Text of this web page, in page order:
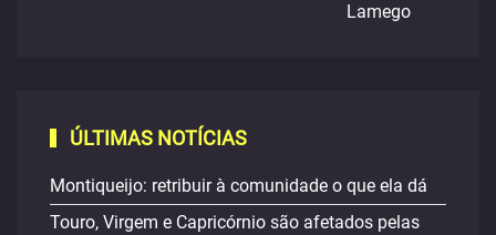
Lamego
ÚLTIMAS NOTÍCIAS
Montiqueijo: retribuir à comunidade o que ela dá
Touro, Virgem e Capricórnio são afetados pelas